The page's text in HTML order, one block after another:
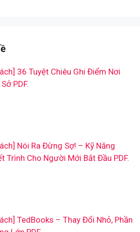
36 Tuyệt Chiêu Ghi Điểm Nơi
PDF.
Nói Ra Đừng Sợ! – Kỹ Năng
Trình Cho Người Mới Bắt Đầu PDF.
TedBooks – Thay Đổi Nhỏ, Phần